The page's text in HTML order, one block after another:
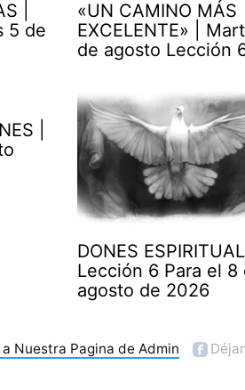
|
5 de
«UN CAMINO MÁS
EXCELENTE» |
de agosto Lección
|
DONES
Lección 6 Para el 8
agosto de 2026
Nuestra Pagina de Admin